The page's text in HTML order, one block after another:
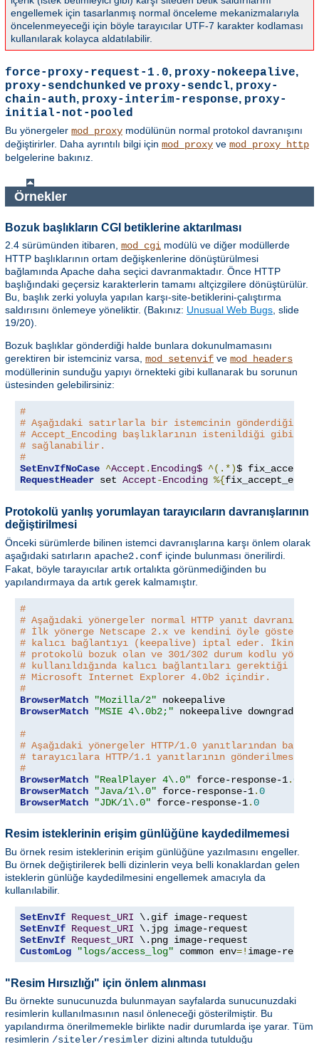
engellemek için tasarlanmış normal önceleme mekanizmalarıyla
öncelenmeyeceği için böyle tarayıcılar UTF-7 karakter kodlaması
kullanılarak kolayca aldatılabilir.
force-proxy-request-1.0, proxy-nokeepalive,
proxy-sendchunked ve proxy-sendcl, proxy-
chain-auth, proxy-interim-response, proxy-
initial-not-pooled
Bu yönergeler mod_proxy modülünün normal protokol davranışını
değiştirirler. Daha ayrıntılı bilgi için mod_proxy ve mod_proxy_http
belgelerine bakınız.
Örnekler
Bozuk başlıkların CGI betiklerine aktarılması
2.4 sürümünden itibaren, mod_cgi modülü ve diğer modüllerde
HTTP başlıklarının ortam değişkenlerine dönüştürülmesi
bağlamında Apache daha seçici davranmaktadır. Önce HTTP
başlığındaki geçersiz karakterlerin tamamı altçizgilere dönüştürülür.
Bu, başlık zerki yoluyla yapılan karşı-site-betiklerini-çalıştırma
saldırısını önlemeye yöneliktir. (Bakınız: Unusual Web Bugs, slide
19/20).
Bozuk başlıklar gönderdiği halde bunlara dokunulmamasını
gerektiren bir istemciniz varsa, mod_setenvif ve mod_headers
modüllerinin sunduğu yapıyı örnekteki gibi kullanarak bu sorunun
üstesinden gelebilirsiniz:
#
# Aşağıdaki satırlarla bir istemcinin gönderdiği
# Accept_Encoding başlıklarının istenildiği gibi
# sağlanabilir.
#
SetEnvIfNoCase ^Accept . Encoding$ ^(.*)$
RequestHeader set Accept-Encoding %{
Protokolü yanlış yorumlayan tarayıcıların davranışlarının
değiştirilmesi
Önceki sürümlerde bilinen istemci davranışlarına karşı önlem olarak
aşağıdaki satırların apache2.conf içinde bulunması önerilirdi.
Fakat, böyle tarayıcılar artık ortalıkta görünmediğinden bu
yapılandırmaya da artık gerek kalmamıştır.
#
# Aşağıdaki yönergeler normal HTTP yanıt
# İlk yönerge Netscape 2.x ve kendini öyle
# kalıcı bağlantıyı (keepalive) iptal eder. İkinci
# protokolü bozuk olan ve 301/302 durum kodlu
# kullanıldığında kalıcı bağlantıları gerektiği gibi
# Microsoft Internet Explorer 4.0b2 içindir.
#
BrowserMatch
"Mozilla/2"
BrowserMatch
"MSIE 4\.0b2;" nokeepalive downgrade-1
#
# Aşağıdaki yönergeler HTTP/1.0 yanıtlarından
# tarayıcılara HTTP/1.1 yanıtlarının
#
BrowserMatch
"RealPlayer 4\.0" force-response-1.0
BrowserMatch
"Java/1\.0" force-response-1.0
BrowserMatch
"JDK/1\.0" force-response-1.0
Resim isteklerinin erişim günlüğüne kaydedilmemesi
Bu örnek resim isteklerinin erişim günlüğüne yazılmasını engeller.
Bu örnek değiştirilerek belli dizinlerin veya belli konaklardan gelen
isteklerin günlüğe kaydedilmesini engellemek amacıyla da
kullanılabilir.
SetEnvIf Request_URI
SetEnvIf Request_URI
SetEnvIf Request_URI
CustomLog
"logs/access_log" common env=! image-
"Resim Hırsızlığı" için önlem alınması
Bu örnekte sunucunuzda bulunmayan sayfalarda sunucunuzdaki
resimlerin kullanılmasının nasıl önleneceği gösterilmiştir. Bu
yapılandırma önerilmemekle birlikte nadir durumlarda işe yarar. Tüm
resimlerin /siteler/resimler dizini altında tutulduğu